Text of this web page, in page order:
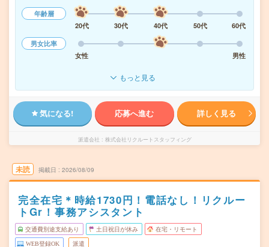
年齢層
20代
30代 40代 50代
60代
男女比率
女性
男性
もっと見る
気になる! 応募へ進む 詳しく見る
派遣会社 株式会社リクルートスタッフィング
未読 掲載日 2026/08/09
完全在宅＊時給1730円！電話なし！リクルー
トGr！事務アシスタント
交通費別途支給あり 土日祝日が休み 在宅・リモート
WEB登録OK 派遣